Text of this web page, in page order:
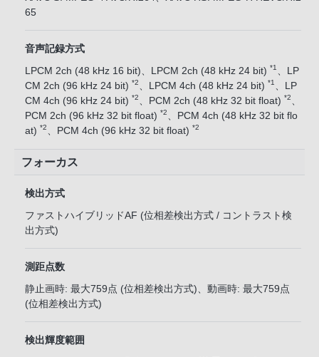
65
音声記録方式
LPCM 2ch (48 kHz 16 bit)、LPCM 2ch (48 kHz 24 bit) *1
、LP
CM 2ch (96 kHz 24 bit) *2 、LPCM 4ch (48 kHz 24 bit) *1
、LP
CM 4ch (96 kHz 24 bit) *2 、PCM 2ch (48 kHz 32 bit float) *2
PCM 2ch (96 kHz 32 bit float) *2
、PCM 4ch (48 kHz 32 bit flo
at) *2 、PCM 4ch (96 kHz 32 bit float) *2
フォーカス
検出方式
ファストハイブリッドAF (位相差検出方式 / コントラスト検
出方式)
測距点数
静止画時: 最大759点 (位相差検出方式)、動画時: 最大759点
(位相差検出方式)
検出輝度範囲